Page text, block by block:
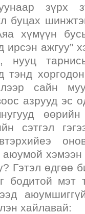
зүрх
буцах
хүмүүн
ирсэн ажгуу”
нууц
тэнд
сайн
азрууд эс
өөрийн
сэтгэл
аюумой
Гэтэл өдгөө
бодитой мэт
хайлавай: